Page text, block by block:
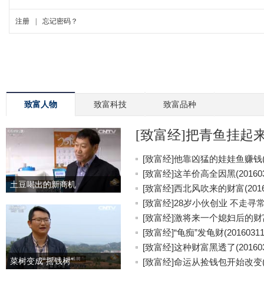
致富人物 致富科技 致富品种
土豆喝出的新商机
菜树变成“摇钱树”
[致富经]把青鱼挂起
[致富经]他靠凶猛的娃娃鱼赚钱
[致富经]这羊价高全因黑
[致富经]西北风吹来的财富
[致富经]28岁小伙创业 不走寻
[致富经]激将来一个媳妇后的
[致富经]“龟痴”发龟财
[致富经]这种财富黑透了
[致富经]命运从捡钱包开始改变